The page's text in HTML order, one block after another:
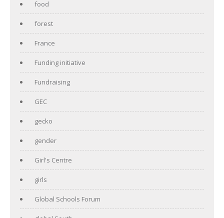
food
forest
France
Funding initiative
Fundraising
GEC
gecko
gender
Girl's Centre
girls
Global Schools Forum